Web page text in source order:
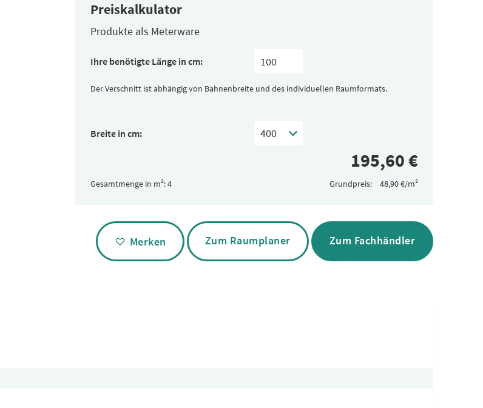
Preiskalkulator
Produkte als Meterware
Ihre benötigte Länge in cm:
Der Verschnitt ist abhängig von Bahnenbreite und des individuellen Raumformats.
Breite in cm:
Gesamtmenge in m²: Grundpreis:
Alternative:
Merken Zum Raumplaner Zum Fachhändler